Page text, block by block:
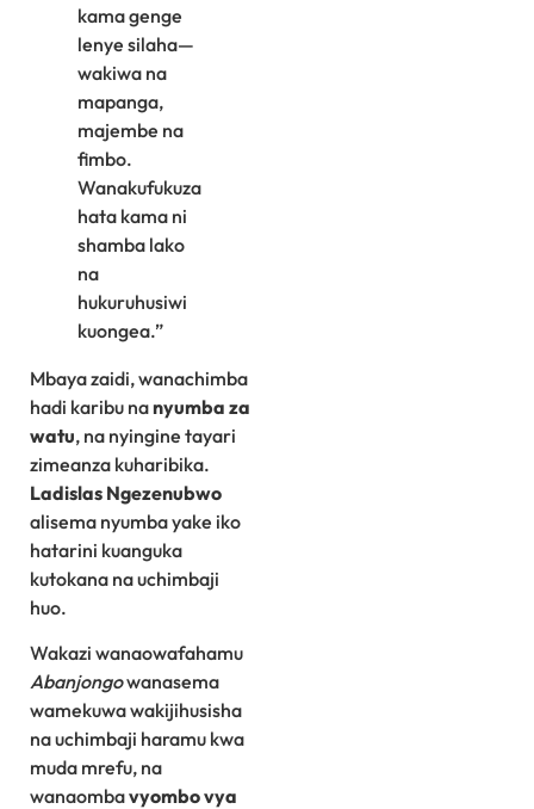
kama genge
lenye silaha—
wakiwa na
mapanga,
majembe na
fimbo.
Wanakufukuza
hata kama ni
shamba lako
na
hukuruhusiwi
kuongea.”
Mbaya zaidi, wanachimba
hadi karibu nanyumba za
watu, na nyingine tayari
zimeanza kuharibika.
Ladislas Ngezenubwo
alisema nyumba yake iko
hatarini kuanguka
kutokana na uchimbaji
huo.
Wakazi wanaowafahamu
Abanjongowanasema
wamekuwa wakijihusisha
na uchimbaji haramu kwa
muda mrefu, na
wanaombavyombo vya